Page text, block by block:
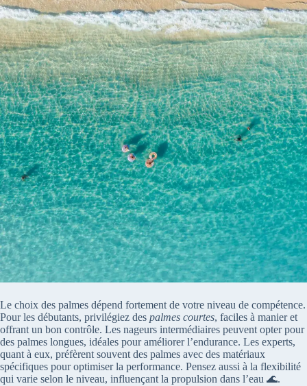
Le choix des palmes dépend fortement de votre niveau de compétence.
Pour les débutants, privilégiez des palmes courtes, faciles à manier et
offrant un bon contrôle. Les nageurs intermédiaires peuvent opter pour
des palmes longues, idéales pour améliorer l’endurance. Les experts,
quant à eux, préfèrent souvent des palmes avec des matériaux
spécifiques pour optimiser la performance. Pensez aussi à la flexibilité
qui varie selon le niveau, influençant la propulsion dans l’eau 🌊.